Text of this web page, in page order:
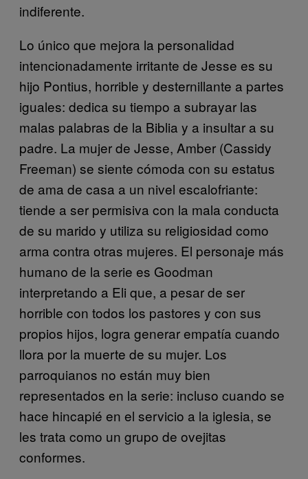
indiferente.
Lo único que mejora la personalidad
intencionadamente irritante de Jesse es su
hijo Pontius, horrible y desternillante a partes
iguales: dedica su tiempo a subrayar las
malas palabras de la Biblia y a insultar a su
padre. La mujer de Jesse, Amber (Cassidy
Freeman) se siente cómoda con su estatus
de ama de casa a un nivel escalofriante:
tiende a ser permisiva con la mala conducta
de su marido y utiliza su religiosidad como
arma contra otras mujeres. El personaje más
humano de la serie es Goodman
interpretando a Eli que, a pesar de ser
horrible con todos los pastores y con sus
propios hijos, logra generar empatía cuando
llora por la muerte de su mujer. Los
parroquianos no están muy bien
representados en la serie: incluso cuando se
hace hincapié en el servicio a la iglesia, se
les trata como un grupo de ovejitas
conformes.